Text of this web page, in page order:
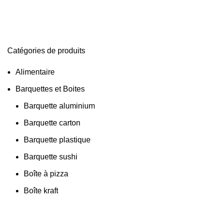
Catégories de produits
Alimentaire
Barquettes et Boites
Barquette aluminium
Barquette carton
Barquette plastique
Barquette sushi
Boîte à pizza
Boîte kraft